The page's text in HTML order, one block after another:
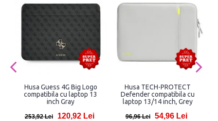
Husa Guess 4G Big Logo
compatibila cu laptop 13
inch Gray
253,92 Lei 120,92 Lei
Husa TECH-PROTECT
Defender compatibila cu
laptop 13/14 inch, Grey
96,96 Lei 54,96 Lei